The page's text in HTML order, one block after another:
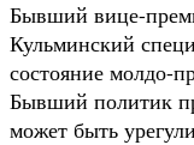
Бывший вице-
Кульминский
состояние молдо-
Бывший политик
может быть